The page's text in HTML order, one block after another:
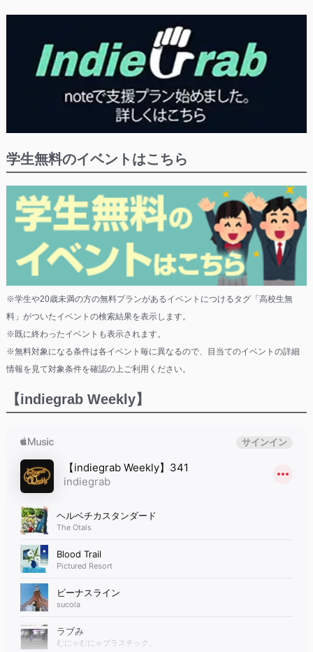
学生無料のイベントはこちら
※学生や20歳未満の方の無料プランがあるイベントにつけるタグ「高校生無
料」がついたイベントの検索結果を表示します。
※既に終わったイベントも表示されます。
※無料対象になる条件は各イベント毎に異なるので、目当てのイベントの詳細
情報を見て対象条件を確認の上ご利用ください。
【indiegrab Weekly】